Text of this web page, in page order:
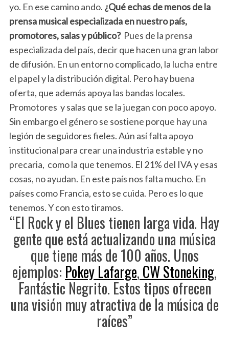
yo. En ese camino ando. ¿Qué echas de menos de la
prensa musical especializada en nuestro país,
promotores, salas y público? Pues de la prensa
especializada del país, decir que hacen una gran labor
de difusión. En un entorno complicado, la lucha entre
el papel y la distribución digital. Pero hay buena
oferta, que además apoya las bandas locales.
Promotores y salas que se la juegan con poco apoyo.
Sin embargo el género se sostiene porque hay una
legión de seguidores fieles. Aún así falta apoyo
institucional para crear una industria estable y no
precaria, como la que tenemos. El 21% del IVA y esas
cosas, no ayudan. En este país nos falta mucho. En
países como Francia, esto se cuida. Pero es lo que
tenemos. Y con esto tiramos.
“El Rock y el Blues tienen larga vida. Hay
gente que está actualizando una música
que tiene más de 100 años. Unos
ejemplos: Pokey Lafarge,CW Stoneking,
Fantástic Negrito. Estos tipos ofrecen
una visión muy atractiva de la música de
raíces”